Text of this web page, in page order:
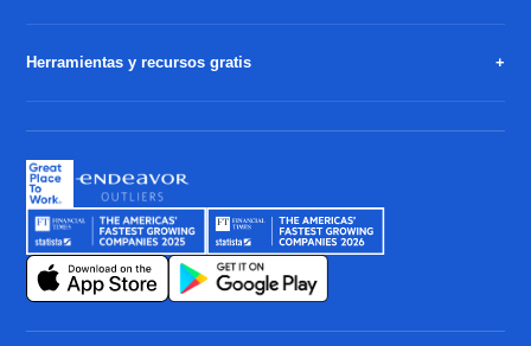
Herramientas y recursos gratis